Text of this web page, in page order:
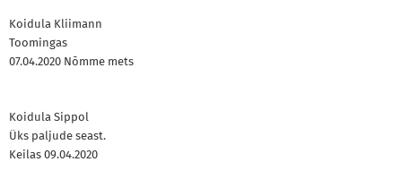
Koidula Kliimann
Toomingas
07.04.2020 Nõmme mets
Koidula Sippol
Üks paljude seast.
Keilas 09.04.2020